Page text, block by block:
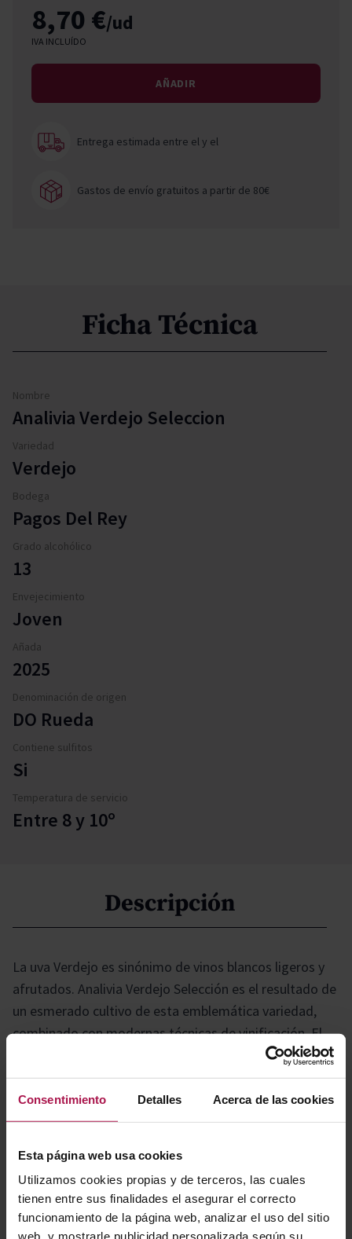
Consentimiento Detalles Acerca de las cookies
Esta página web usa cookies
Utilizamos cookies propias y de terceros, las cuales
tienen entre sus finalidades el asegurar el correcto
funcionamiento de la página web, analizar el uso del sitio
web, y mostrarle publicidad personalizada según su
8,70 €/ud
IVA INCLUÍDO
AÑADIR
Entrega estimada entre ely el
Gastos de envío gratuitos a partir de 80€
Ficha Técnica
Nombre
Analivia Verdejo Seleccion
Variedad
Verdejo
Bodega
Pagos Del Rey
Grado alcohólico
13
Envejecimiento
Joven
Añada
2025
Denominación de origen
DO Rueda
Contiene sulfitos
Si
Temperatura de servicio
Entre 8 y 10º
Descripción
La uva Verdejo es sinónimo de vinos blancos ligeros y
afrutados. Analivia Verdejo Selección es el resultado de
un esmerado cultivo de esta emblemática variedad,
combinado con modernas técnicas de vinificación. El
resultado es un vino blanco fresco, afrutado y lleno de
carácter, que refleja la esencia y personalidad de la
Verdejo.
Gastronomía
Ideal para acompañar cocina asiática, como platos